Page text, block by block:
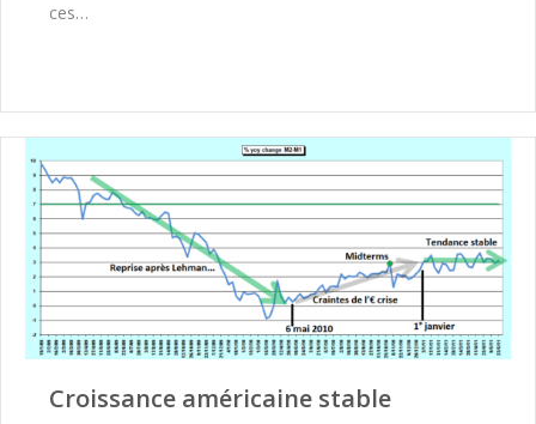
ces…
Croissance américaine stable